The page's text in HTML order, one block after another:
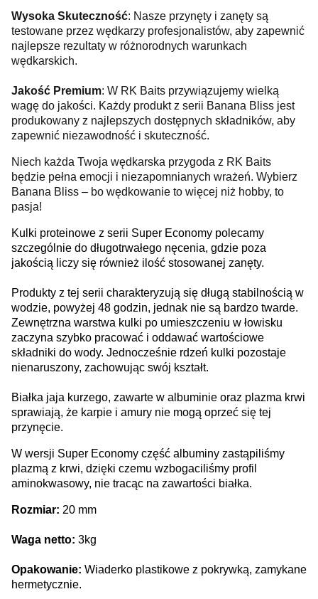
Wysoka Skuteczność: Nasze przynęty i zanęty są
testowane przez wędkarzy profesjonalistów, aby zapewnić
najlepsze rezultaty w różnorodnych warunkach
wędkarskich.
Jakość Premium: W RK Baits przywiązujemy wielką
wagę do jakości. Każdy produkt z serii Banana Bliss jest
produkowany z najlepszych dostępnych składników, aby
zapewnić niezawodność i skuteczność.
Niech każda Twoja wędkarska przygoda z RK Baits
będzie pełna emocji i niezapomnianych wrażeń. Wybierz
Banana Bliss – bo wędkowanie to więcej niż hobby, to
pasja!
Kulki proteinowe z serii Super Economy polecamy
szczególnie do długotrwałego nęcenia, gdzie poza
jakością liczy się również ilość stosowanej zanęty.
Produkty z tej serii charakteryzują się długą stabilnością w
wodzie, powyżej 48 godzin, jednak nie są bardzo twarde.
Zewnętrzna warstwa kulki po umieszczeniu w łowisku
zaczyna szybko pracować i oddawać wartościowe
składniki do wody. Jednocześnie rdzeń kulki pozostaje
nienaruszony, zachowując swój kształt.
Białka jaja kurzego, zawarte w albuminie oraz plazma krwi
sprawiają, że karpie i amury nie mogą oprzeć się tej
przynęcie.
W wersji Super Economy część albuminy zastąpiliśmy
plazmą z krwi, dzięki czemu wzbogaciliśmy profil
aminokwasowy, nie tracąc na zawartości białka.
Rozmiar: 20 mm
Waga netto: 3kg
Opakowanie: Wiaderko plastikowe z pokrywką, zamykane
hermetycznie.